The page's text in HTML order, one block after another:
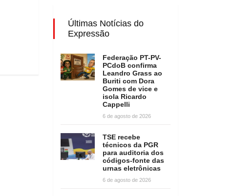
Últimas Notícias do
Expressão
Federação PT-PV-
PCdoB confirma
Leandro Grass ao
Buriti com Dora
Gomes de vice e
isola Ricardo
Cappelli
6 de agosto de 2026
TSE recebe
técnicos da PGR
para auditoria dos
códigos-fonte das
urnas eletrônicas
6 de agosto de 2026